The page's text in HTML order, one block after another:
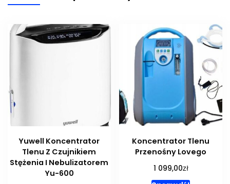
Yuwell Koncentrator
Tlenu Z Czujnikiem
Stężenia I Nebulizatorem
Yu-600
Koncentrator Tlenu
Przenośny Lovego
1 099,00zł